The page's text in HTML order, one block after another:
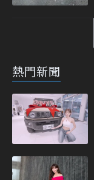
熱門新聞